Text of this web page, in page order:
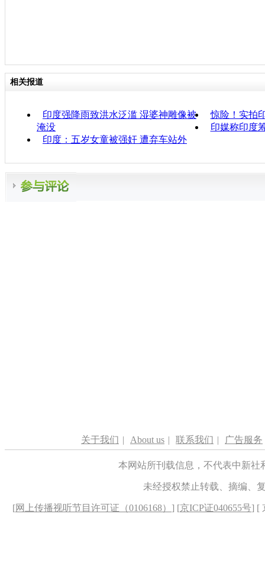
相关报道
印度强降雨致洪水泛滥 湿婆神雕像被
淹没
惊险！实拍
印媒称印度
印度：五岁女童被强奸 遭弃车站外
关于我们 | About us | 联系我们 | 广告服务
本网站所刊载信息，不代表中新
未经授权禁止转载、摘编、
[网上传播视听节目许可证（0106168） ] [京ICP证040655号] [